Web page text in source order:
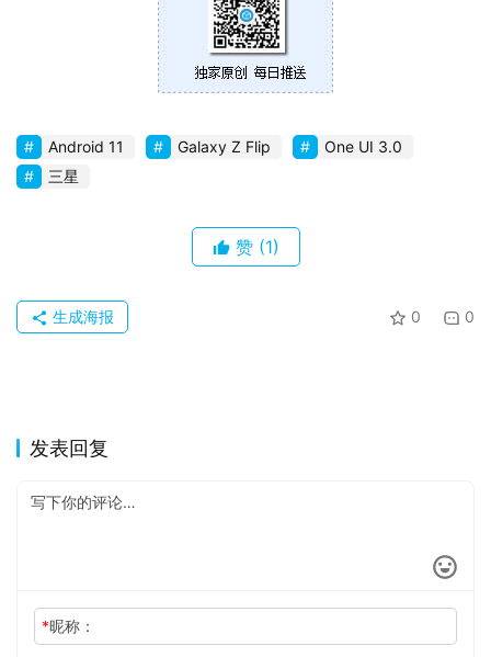
Android 11 Galaxy Z Flip
One UI 3.0
三星
赞 (1)
0 0
生成海报
发表回复
*昵称：